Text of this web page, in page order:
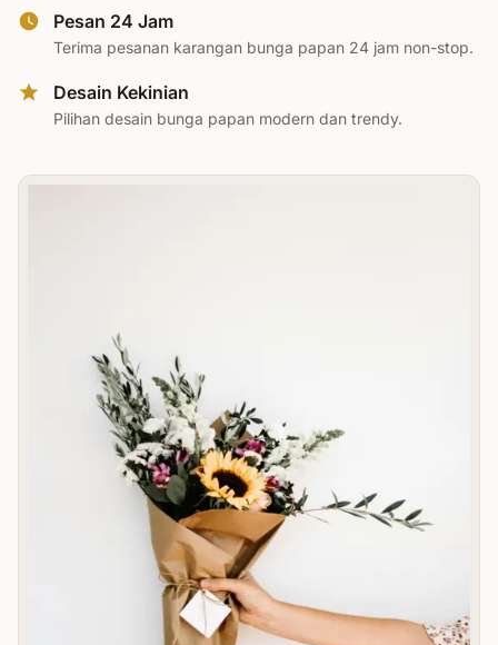
Pesan 24 Jam
Terima pesanan karangan bunga papan 24 jam non-stop.
Desain Kekinian
Pilihan desain bunga papan modern dan trendy.